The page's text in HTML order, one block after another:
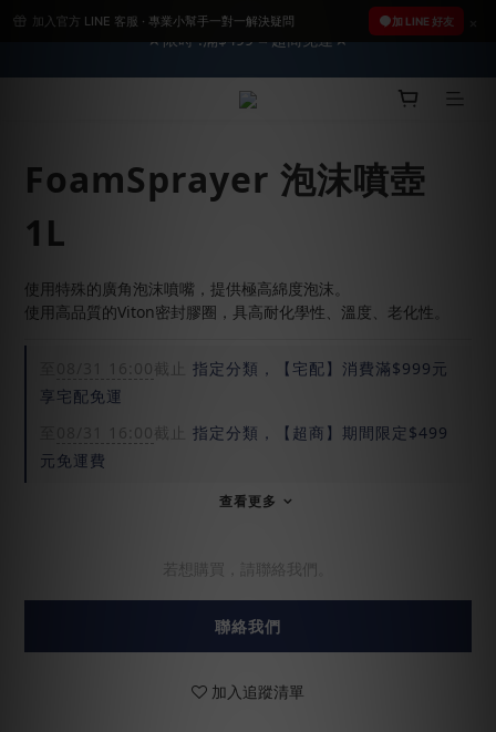
加入官方 LINE 客服 · 專業小幫手一對一解決疑問 加 LINE 好友
2026車友推薦新車鍍膜１００% 成功的秘訣，全靠這組😎　 ( 查
看鍍膜攻略✔ )
看鍍膜攻略✔ )
FoamSprayer 泡沫噴壺
1L
使用特殊的廣角泡沫噴嘴，提供極高綿度泡沫。
使用高品質的Viton密封膠圈，具高耐化學性、溫度、老化性。
08/31 16:00 截止
指定分類，【宅配】消費滿$999元
享宅配免運
08/31 16:00 截止
指定分類，【超商】期間限定$499
元免運費
查看更多
若想購買，請聯絡我們。
聯絡我們
加入追蹤清單